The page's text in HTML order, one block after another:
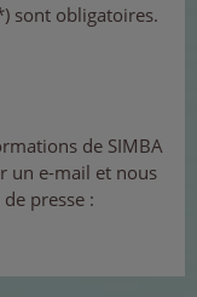
sont obligatoires.
de SIMBA
un e-mail et nous
presse :